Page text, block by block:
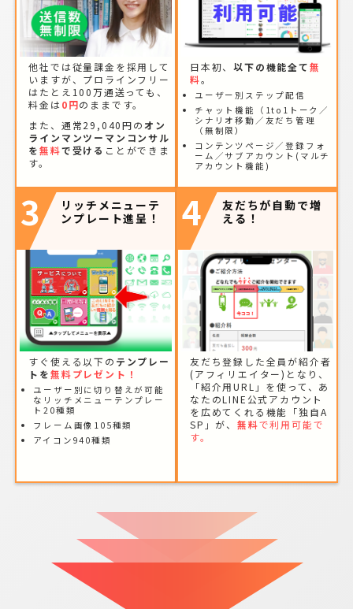
他社では従量課金を採用して
いますが、プロラインフリー
はたとえ100万通送っても、
料金は 0円のままです。
また、通常29,040円のオン
ラインマンツーマンコンサル
を無料で受ける ことができま
す。
日本初、以下の機能全て無
料。
ユーザー別ステップ配信
チャット機能（1to1トーク／
シナリオ移動／友だち管理
（無制限）
コンテンツページ／登録フォ
ーム／サブアカウント(マルチ
アカウント機能)
3
リッチメニューテ
ンプレート進呈！
すぐ使える以下の テンプレー
トを無料プレゼント！
ユーザー別に切り替えが可能
なリッチメニューテンプレー
ト20種類
フレーム画像105種類
アイコン940種類
4
友だちが自動で増
える！
友だち登録した全員が紹介者
(アフィリエイター)となり、
「紹介用URL」を使って、あ
なたのLINE公式アカウント
を広めてくれる機能「独自A
SP」が、 無料で利用可能で
す。